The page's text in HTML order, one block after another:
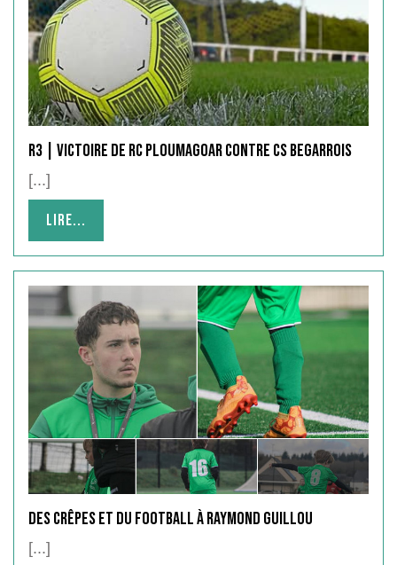
R3 | victoire de RC PLOUMAGOAR contre CS BEGARROIS
[...]
Lire...
Des crêpes et du football à raymond guillou
[...]